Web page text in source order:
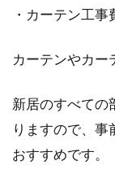
・カーテン工事
カーテンやカー
新居のすべての
りますので、
おすすめです。